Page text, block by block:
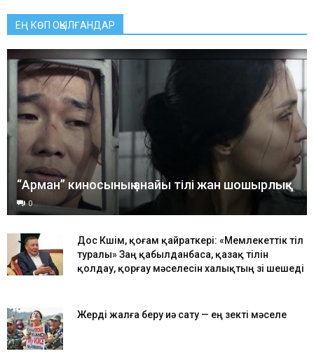
ЕҢ КӨП ОҚЫЛҒАНДАР
“Арман” киносының анайы тілі жан шошырлық
0
Дос Көшім, қоғам қайраткері: «Мемлекеттік тіл
туралы» Заң қабылданбаса, қазақ тілін
қолдау, қорғау мәселесін халықтың өзі шешеді
Жерді жалға беру иә сату — ең өзекті мәселе